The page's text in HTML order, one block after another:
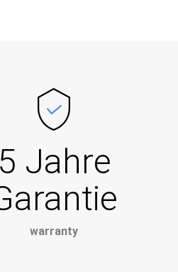
5 Jahre
warranty